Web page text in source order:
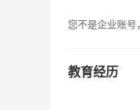
您不是企业账号
教育经历